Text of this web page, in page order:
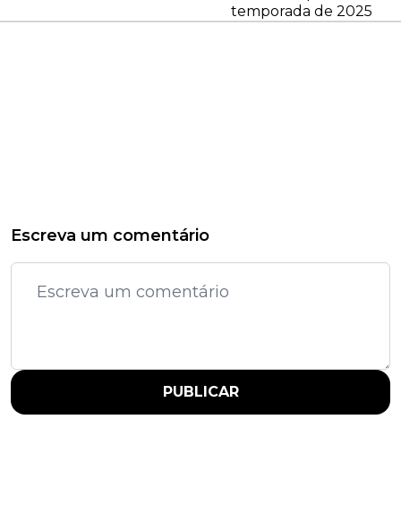
temporada de 2025
Escreva um comentário
PUBLICAR